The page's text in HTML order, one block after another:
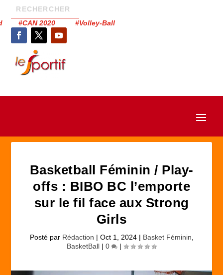
#CAN 2020 #Volley-Ball
Basketball Féminin / Play-
offs : BIBO BC l’emporte
sur le fil face aux Strong
Girls
Posté par Rédaction | Oct 1, 2024| Basket Féminin
BasketBall | 0 |